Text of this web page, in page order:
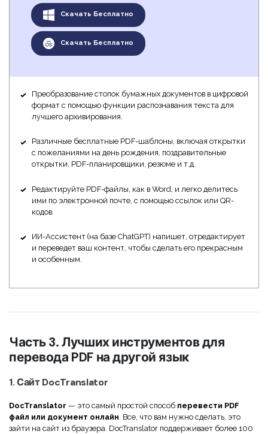
Скачать Бесплатно
Скачать Бесплатно
Преобразование стопок бумажных документов в цифровой
формат с помощью функции распознавания текста для
лучшего архивирования.
Различные бесплатные PDF-шаблоны, включая открытки
с пожеланиями на день рождения, поздравительные
открытки, PDF-планировщики, резюме и т.д.
Редактируйте PDF-файлы, как в Word, и легко делитесь
ими по электронной почте, с помощью ссылок или QR-
кодов.
ИИ-Ассистент (на базе ChatGPT) напишет, отредактирует
и переведет ваш контент, чтобы сделать его прекрасным
и особенным.
Часть 3. Лучших инструментов для
перевода PDF на другой язык
1. Сайт DocTranslator
DocTranslator — это самый простой способ перевести PDF
файл или документ онлайн . Все, что вам нужно сделать, это
зайти на сайт из браузера. DocTranslator поддерживает более 100